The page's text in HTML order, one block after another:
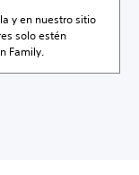
y en nuestro sitio
solo estén
Family.